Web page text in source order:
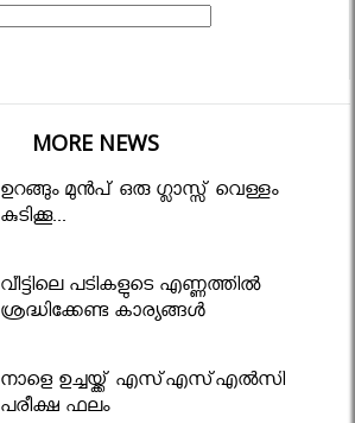
MORE NEWS
ഉറങ്ങും മുന്‍പ് ഒരു ഗ്ലാസ്സ് വെള്ളം
കുടിക്കൂ...
വീട്ടിലെ പടികളുടെ എണ്ണത്തിൽ
ശ്രദ്ധിക്കേണ്ട കാര്യങ്ങൾ
നാളെ ഉച്ചയ്ക്ക് എസ്എസ്എല്‍സി
പരീക്ഷ ഫലം